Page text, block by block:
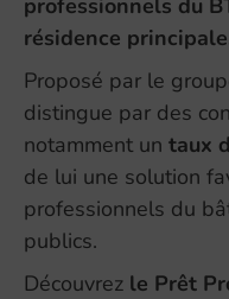
professionnels du
résidence
Proposé par le
distingue par des
notamment un taux
de lui une solution
professionnels du
publics.
Découvrez le Prêt